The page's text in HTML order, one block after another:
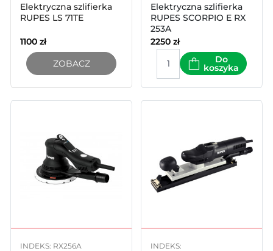
Elektryczna szlifierka
RUPES LS 71TE
1100 zł
ZOBACZ
Elektryczna szlifierka
RUPES SCORPIO E RX
253A
2250 zł
Do
koszyka
INDEKS: RX256A
INDEKS: